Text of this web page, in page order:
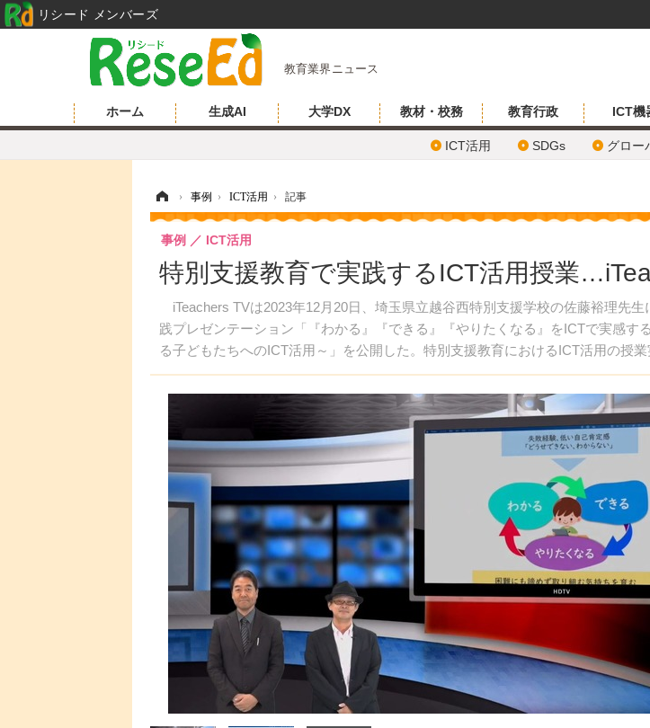
教育業界ニュース
ホーム 生成AI 大学DX 教材・校務 教育行政 ICT機
ICT活用 SDGs グロー
› 事例 › ICT活用 › 記事
特別支援教育で実践するICT活用授業
iTeachers TVは2023年12月20日、埼玉県立越谷西特別支援学校の佐藤裕理先生
践プレゼンテーション「『わかる』『できる』『やりたくなる』をICTで実感す
る子どもたちへのICT活用～」を公開した。特別支援教育におけるICT活用の授
介する。
事例 ICT活用
リシード メンバーズ